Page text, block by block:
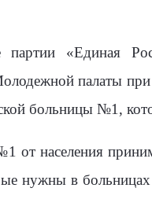
партии «Единая
палаты
больницы №1,
от населения
нужны в